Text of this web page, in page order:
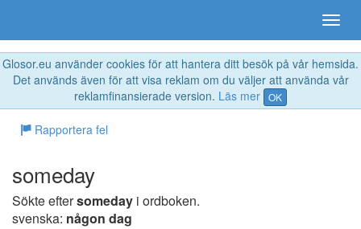
Glosor.eu använder cookies för att hantera ditt besök på vår hemsida.
Det används även för att visa reklam om du väljer att använda vår
reklamfinansierade version. Läs mer OK
Rapportera fel
someday
Sökte eftersomeday i ordboken.
svenska: någon dag